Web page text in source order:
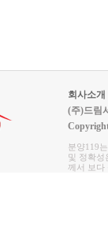
회사소개
(주)드림
분양119
및 정확성
께서 보다